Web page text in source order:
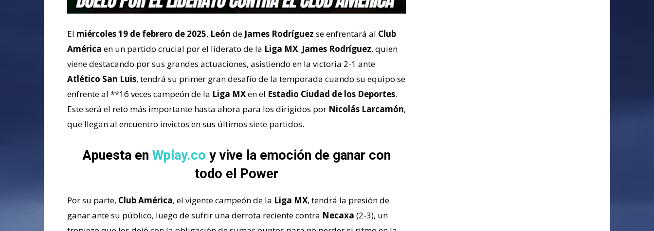
El miércoles 19 de febrero de 2025, León de James Rodríguez se enfrentará al Club
América en un partido crucial por el liderato de la Liga MX. James Rodríguez, quien
viene destacando por sus grandes actuaciones, asistiendo en la victoria 2-1 ante
Atlético San Luis, tendrá su primer gran desafío de la temporada cuando su equipo se
enfrente al **16 veces campeón de la Liga MXen el Estadio Ciudad de los Deportes.
Este será el reto más importante hasta ahora para los dirigidos por Nicolás Larcamón,
que llegan al encuentro invictos ensus últimos siete partidos.
Apuesta en Wplay.co y vive la emoción de ganar con
todo el Power
Por su parte, Club América, el vigente campeón de la Liga MX, tendrá la presión de
ganar ante su público, luego de sufrir una derrota reciente contra Necaxa (2-3), un